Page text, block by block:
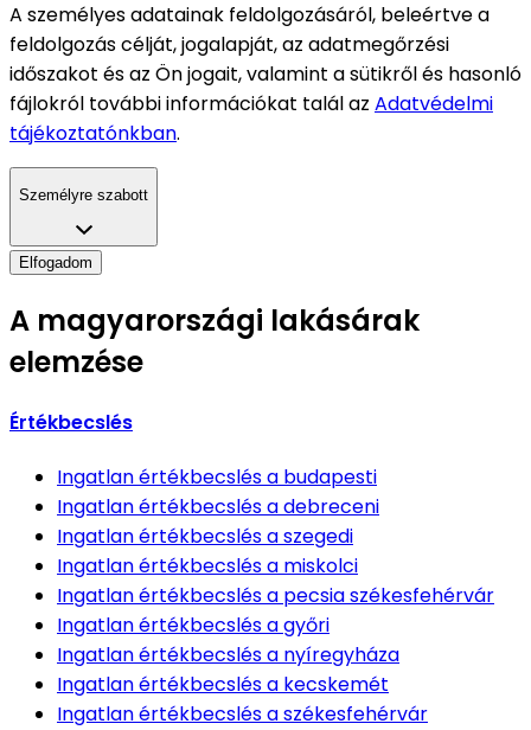
A személyes adatainak feldolgozásáról, beleértve a
feldolgozás célját, jogalapját, az adatmegőrzési
időszakot és az Ön jogait, valamint a sütikről és hasonló
fájlokról további információkat talál az Adatvédelmi
tájékoztatónkban.
Személyre szabott
Elfogadom
A magyarországi lakásárak
elemzése
Értékbecslés
Ingatlan értékbecslésa budapesti
Ingatlan értékbecslésa debreceni
Ingatlan értékbecslésa szegedi
Ingatlan értékbecslésa miskolci
Ingatlan értékbecslésa pecsia székesfehérvár
Ingatlan értékbecslésa győri
Ingatlan értékbecslésa nyíregyháza
Ingatlan értékbecslésa kecskemét
Ingatlan értékbecslésa székesfehérvár